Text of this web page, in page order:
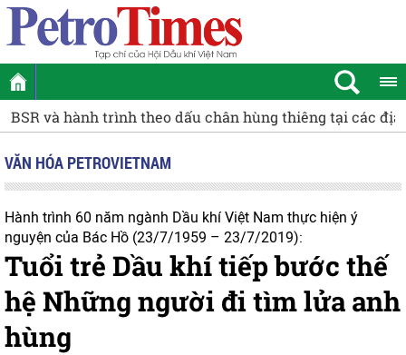
trình theo dấu chân hùng thiêng tại các địa chỉ đỏ
VĂN HÓA PETROVIETNAM
Hành trình 60 năm ngành Dầu khí Việt Nam thực hiện ý
nguyện của Bác Hồ (23/7/1959 – 23/7/2019):
Tuổi trẻ Dầu khí tiếp bước thế
hệ Những người đi tìm lửa anh
hùng